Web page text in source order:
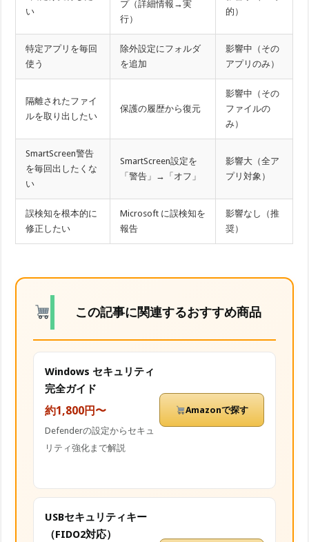
い
プ（詳細情報→実
行）
的）
特定アプリを毎回
使う
除外設定にフォルダ
を追加
影響中（その
アプリのみ）
隔離されたファイ
ルを取り出したい
保護の履歴から復元
影響中（その
ファイルの
み）
SmartScreen警告
を毎回出したくな
い
SmartScreen設定を
「警告」→「オフ」
影響大（全ア
プリ対象）
誤検知を根本的に
修正したい
Microsoft に誤検知を
報告
影響なし（推
奨）
この記事に関連するおすすめ商品
Windows セキュリティ
完全ガイド
約1,800円〜
Defenderの設定からセキュ
リティ強化まで解説
Amazonで探す
USBセキュリティキー
（FIDO2対応）